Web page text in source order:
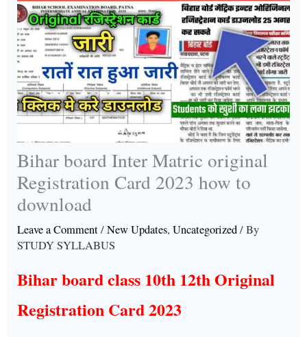
Bihar board Inter Matric original
Registration Card 2023 how to
download
Leave a Comment/New Updates,Uncategorized/ By
STUDY SYLLABUS
Bihar board class 10th 12th Original
Registration Card 2023